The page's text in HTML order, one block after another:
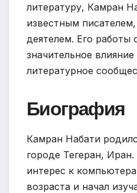
литературу, Камран
известным
деятелем. Его работы
значительное
литературное
Биография
Камран Набати
городе Тегеран,
интерес к
возраста и начал